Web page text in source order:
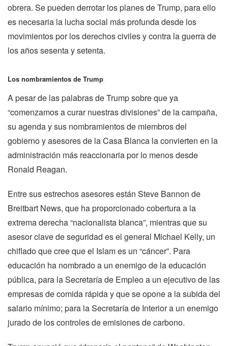
obrera. Se pueden derrotar los planes de Trump, para ello
es necesaria la lucha social más profunda desde los
movimientos por los derechos civiles y contra la guerra de
los años sesenta y setenta.
Los nombramientos de Trump
A pesar de las palabras de Trump sobre que ya
“comenzamos a curar nuestras divisiones” de la campaña,
su agenda y sus nombramientos de miembros del
gobierno y asesores de la Casa Blanca la convierten en la
administración más reaccionaria por lo menos desde
Ronald Reagan.
Entre sus estrechos asesores están Steve Bannon de
Breitbart News, que ha proporcionado cobertura a la
extrema derecha “nacionalista blanca”, mientras que su
asesor clave de seguridad es el general Michael Kelly, un
chiflado que cree que el Islam es un “cáncer”. Para
educación ha nombrado a un enemigo de la educación
pública, para la Secretaría de Empleo a un ejecutivo de las
empresas de comida rápida y que se opone a la subida del
salario mínimo; para la Secretaría de Interior a un enemigo
jurado de los controles de emisiones de carbono.